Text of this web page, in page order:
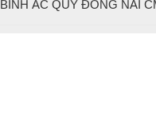
BÌNH ẮC QUY ĐỒNG NAI